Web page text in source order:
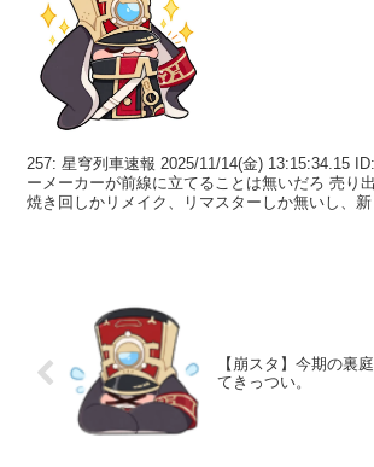
257: 星穹列車速報 2025/11/14(金) 13:15:34.15
ーメーカーが前線に立てることは無いだろ 売り
焼き回しかリメイク、リマスターしか無いし、
【崩スタ】今期の裏
てきっつい。